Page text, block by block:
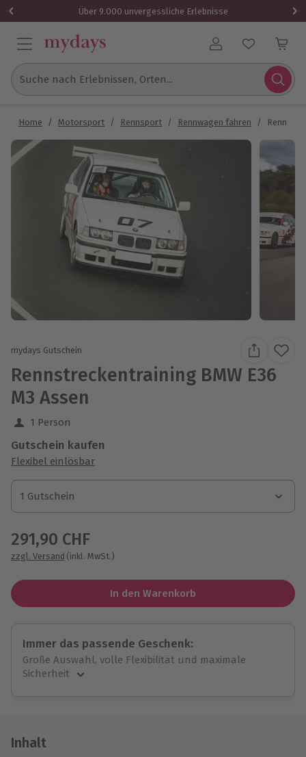
Über 9.000 unvergessliche Erlebnisse
Benutzerkonto
Suche nach Erlebnissen, Orten...
Home / Motorsport / Rennsport / Rennwagen fahren /
mydays Gutschein
Rennstreckentraining BMW E36
M3 Assen
1 Person
Gutschein kaufen
Flexibel einlösbar
1 Gutschein
1 Gutschein
1 Gutschein
291,90 CHF
zzgl. Versand (inkl. MwSt.)
In den Warenkorb
Immer das passende Geschenk:
Große Auswahl, volle Flexibilität und maximale
Sicherheit
Jeder Gutschein für alle Erlebnisse einlösbar.
Inhalt